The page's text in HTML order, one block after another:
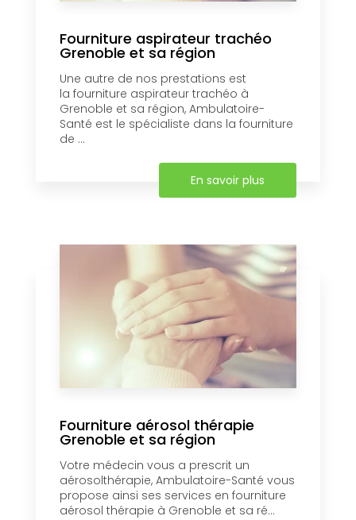
Fourniture aspirateur trachéo
Grenoble et sa région
Une autre de nos prestations est
la fourniture aspirateur trachéo à
Grenoble et sa région, Ambulatoire-
Santé est le spécialiste dans la fourniture
de ...
En savoir plus
Fourniture aérosol thérapie
Grenoble et sa région
Votre médecin vous a prescrit un
aérosolthérapie, Ambulatoire-Santé vous
propose ainsi ses services en fourniture
aérosol thérapie à Grenoble et sa ré...